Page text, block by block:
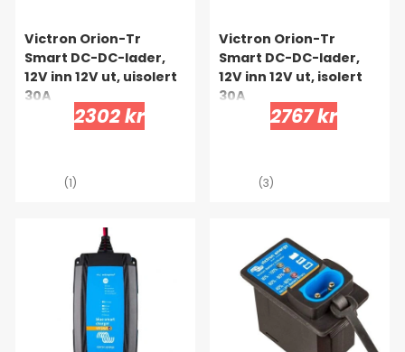
Victron Orion-Tr
Smart DC-DC-lader,
12V inn 12V ut, uisolert
30A
2302 kr
(1)
Victron Orion-Tr
Smart DC-DC-lader,
12V inn 12V ut, isolert
30A
2767 kr
(3)